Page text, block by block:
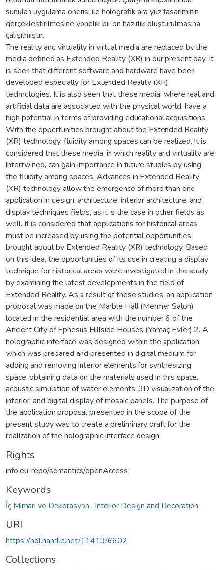
sunulan uygulama önerisi ile holografik ara yüz tasarımının
gerçekleştirilmesine yönelik bir ön hazırlık oluşturulmasına
çalışılmıştır.
The reality and virtuality in virtual media are replaced by the
media defined as Extended Reality (XR) in our present day. It
is seen that different software and hardware have been
developed especially for Extended Reality (XR)
technologies. It is also seen that these media, where real and
artificial data are associated with the physical world, have a
high potential in terms of providing educational acquisitions.
With the opportunities brought about the Extended Reality
(XR) technology, fluidity among spaces can be realized. It is
considered that these media, in which reality and virtuality are
intertwined, can gain importance in future studies by using
the fluidity among spaces. Advances in Extended Reality
(XR) technology allow the emergence of more than one
application in design, architecture, interior architecture, and
display techniques fields, as it is the case in other fields as
well. It is considered that applications for historical areas
must be increased by using the potential opportunities
brought about by Extended Reality (XR) technology. Based
on this idea, the opportunities of its use in creating a display
technique for historical areas were investigated in the study
by examining the latest developments in the field of
Extended Reality. As a result of these studies, an application
proposal was made on the Marble Hall (Mermer Salon)
located in the residential area with the number 6 of the
Ancient City of Ephesus Hillside Houses (Yamaç Evler) 2. A
holographic interface was designed within the application,
which was prepared and presented in digital medium for
adding and removing interior elements for synthesizing
space, obtaining data on the materials used in this space,
acoustic simulation of water elements, 3D visualization of the
interior, and digital display of mosaic panels. The purpose of
the application proposal presented in the scope of the
present study was to create a preliminary draft for the
realization of the holographic interface design.
Rights
info:eu-repo/semantics/openAccess
Keywords
İç Mimari ve Dekorasyon , Interior Design and Decoration
URI
https://hdl.handle.net/11413/6602
Collections